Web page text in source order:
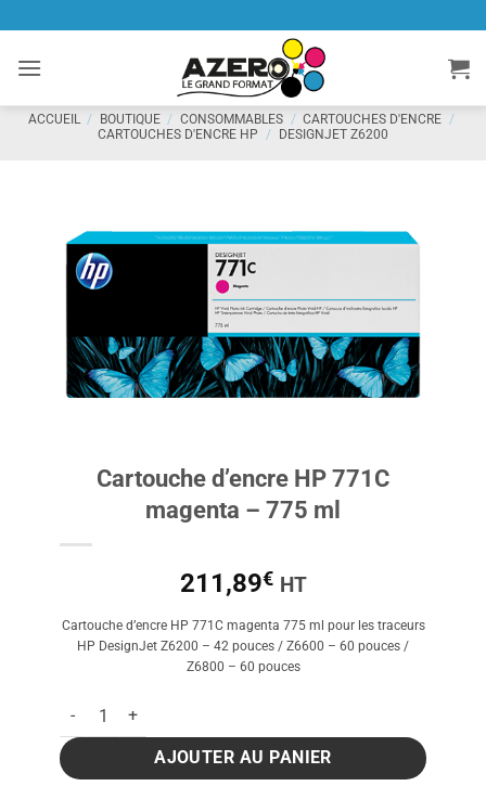
contenu
ACCUEIL / BOUTIQUE / CONSOMMABLES / CARTOUCHES D'ENCRE /
CARTOUCHES D'ENCRE HP / DESIGNJET Z6200
Cartouche d’encre HP 771C
magenta – 775 ml
211,89€ HT
Cartouche d’encre HP 771C magenta 775 ml pour les traceurs
HP DesignJet Z6200 – 42 pouces / Z6600 – 60 pouces /
Z6800 – 60 pouces
quantité de Cartouche d'encre HP 771C magenta - 775 ml
AJOUTER AU PANIER